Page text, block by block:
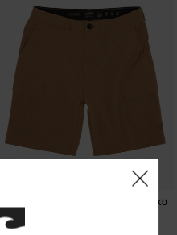
ÖKO
Surftrek Transport 19"